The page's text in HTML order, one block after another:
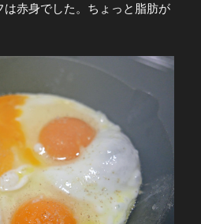
赤身でした。ちょっと脂肪が